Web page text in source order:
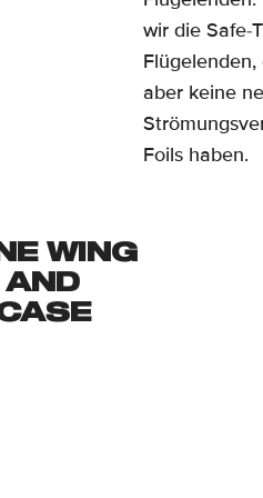
wir die Safe-
aber keine
Foils haben.
WING
AND